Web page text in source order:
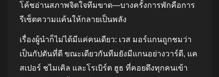
โค้ชอ่านสภาพจิตใจทีมขาด—บางครั้งการพักคือการ
รีเซ็ตความแค้นให้กลายเป็นพลัง
เรื่องผู้นำก็ไม่ได้มีแค่คนเดียว: เวส มอร์แกนถูกชมว่า
เป็นกัปตันที่ดี ขณะเดียวกันทีมยังมีแกนอย่างวาร์ดี, แค
สเปอร์ ชไมเคิล และโรเบิร์ต ฮูธ ที่คอยดึงทุกคนเข้า